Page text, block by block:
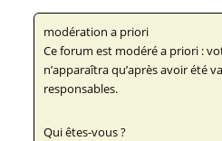
modération a priori
Ce forum est modéré a priori :
n’apparaîtra qu’après avoir été
responsables.
Qui êtes-vous ?